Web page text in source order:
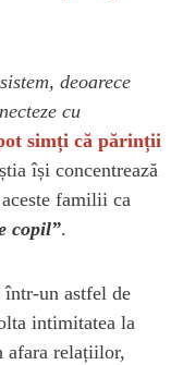
deoarece
cu
simți că părinții
își concentrează
familii ca
copil”.
într-un astfel de
intimitatea la
relațiilor,